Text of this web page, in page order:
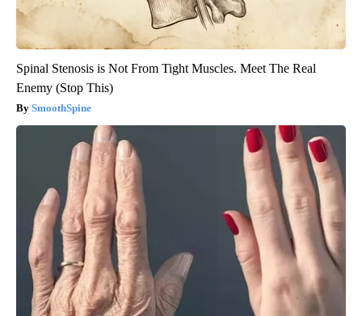
Spinal Stenosis is Not From Tight Muscles. Meet The Real
Enemy (Stop This)
SmoothSpine